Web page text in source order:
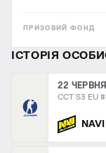
ІСТОРІЯ
22
CCT S3 EU